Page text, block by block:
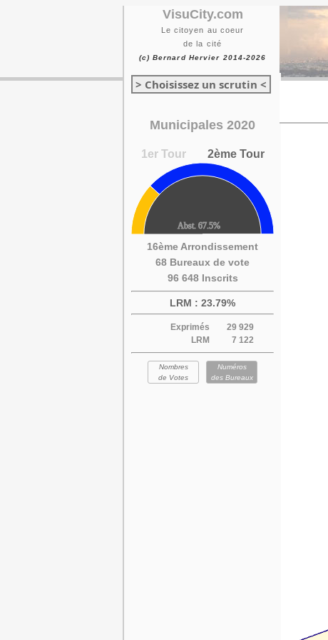
VisuCity.com
Le citoyen au coeur
de la cité
(c) Bernard Hervier 2014-2026
> Choisissez un scrutin <
Municipales 2020
1er Tour 2ème Tour
16ème Arrondissement
68 Bureaux de vote
96 648 Inscrits
LRM : 23.79%
Exprimés
29 929
LRM
7 122
Nombres
de Votes
Numéros
des Bureaux